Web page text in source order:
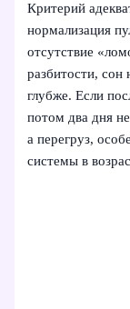
Критерий
нормализация
отсутствие
разбитости, сон
глубже. Если
потом два дня
а перегруз,
системы в